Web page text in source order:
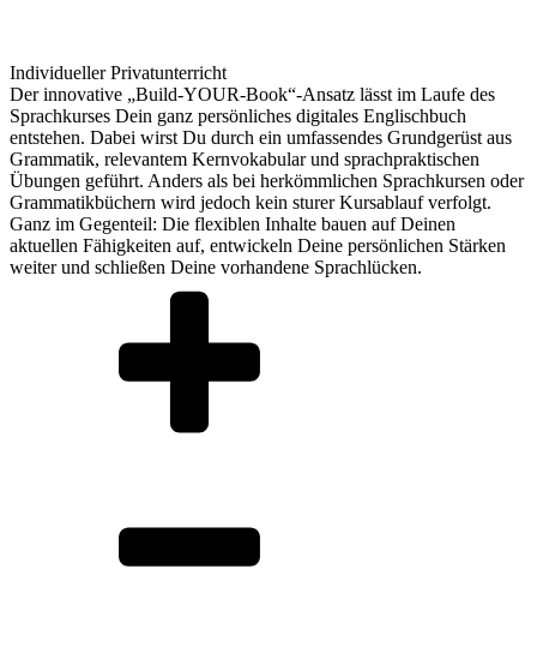
Individueller Privatunterricht
Der innovative „Build-YOUR-Book“-Ansatz lässt im Laufe des
Sprachkurses Dein ganz persönliches digitales Englischbuch
entstehen. Dabei wirst Du durch ein umfassendes Grundgerüst aus
Grammatik, relevantem Kernvokabular und sprachpraktischen
Übungen geführt. Anders als bei herkömmlichen Sprachkursen oder
Grammatikbüchern wird jedoch kein sturer Kursablauf verfolgt.
Ganz im Gegenteil: Die flexiblen Inhalte bauen auf Deinen
aktuellen Fähigkeiten auf, entwickeln Deine persönlichen Stärken
weiter und schließen Deine vorhandene Sprachlücken.